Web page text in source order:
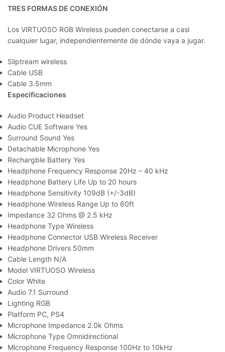
TRES FORMAS DE CONEXIÓN
Los VIRTUOSO RGB Wireless pueden conectarse a casi
cualquier lugar, independientemente de dónde vaya a jugar.
Sliptream wireless
Cable USB
Cable 3.5mm
Especificaciones
Audio Product Headset
Audio CUE Software Yes
Surround Sound Yes
Detachable Microphone Yes
Rechargble Battery Yes
Headphone Frequency Response 20Hz – 40 kHz
Headphone Battery Life Up to 20 hours
Headphone Sensitivity 109dB (+/-3dB)
Headphone Wireless Range Up to 60ft
Impedance 32 Ohms @ 2.5 kHz
Headphone Type Wireless
Headphone Connector USB Wireless Receiver
Headphone Drivers 50mm
Cable Length N/A
Model VIRTUOSO Wireless
Color White
Audio 7.1 Surround
Lighting RGB
Platform PC, PS4
Microphone Impedance 2.0k Ohms
Microphone Type Omnidirectional
Microphone Frequency Response 100Hz to 10kHz